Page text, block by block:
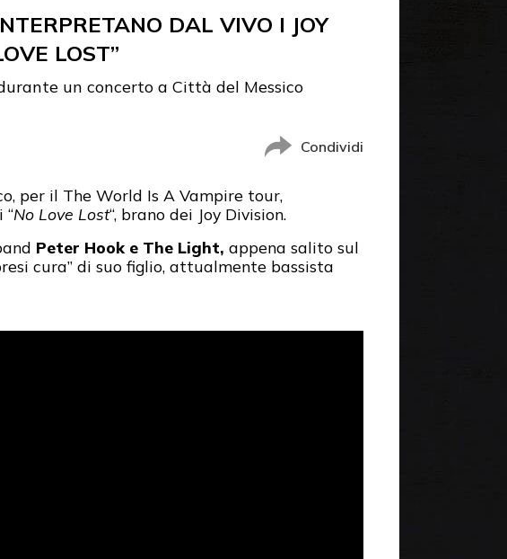
DAL VIVO I JOY
LOST”
un concerto a Città del Messico
Condividi
per il The World Is A Vampire tour,
“No Love Lost“, brano dei Joy Division.
Peter Hook e The Light, appena salito sul
cura” di suo figlio, attualmente bassista